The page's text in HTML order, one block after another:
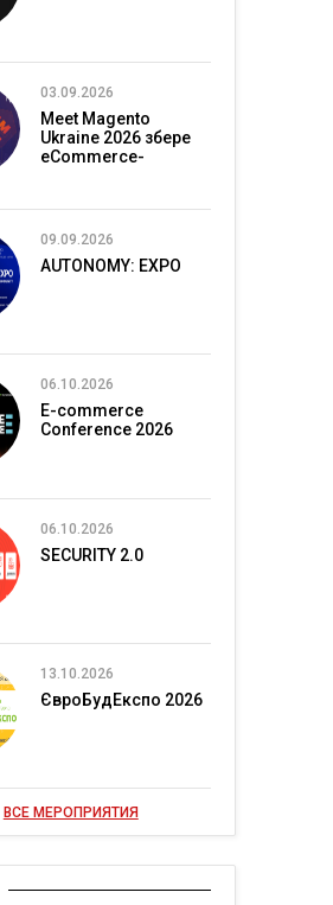
03.09.2026
Meet Magento
Ukraine 2026 збере
eCommerce-
09.09.2026
AUTONOMY: EXPO
06.10.2026
E-commerce
Conference 2026
06.10.2026
SECURITY 2.0
13.10.2026
ЄвроБудЕкспо 2026
ВСЕ МЕРОПРИЯТИЯ